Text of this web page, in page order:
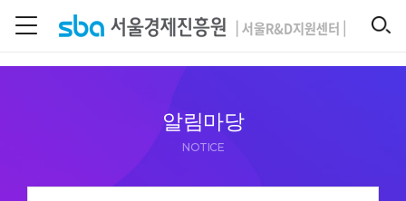
알림마당
NOTICE